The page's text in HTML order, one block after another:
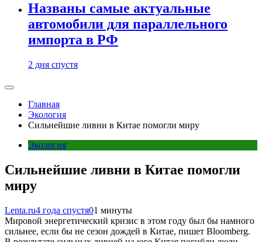
Названы самые актуальные
автомобили для параллельного
импорта в РФ
2 дня спустя
Главная
Экология
Сильнейшие ливни в Китае помогли миру
Экология
Сильнейшие ливни в Китае помогли
миру
Lenta.ru4 года спустя01 минуты
Мировой энергетический кризис в этом году был бы намного
сильнее, если бы не сезон дождей в Китае, пишет Bloomberg.